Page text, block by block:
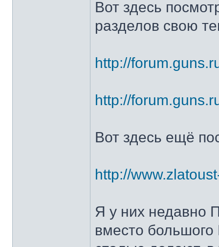
Вот здесь
разделов свою
http://
http://
Вот здесь ещё
http://
Я у них недавно
вместо